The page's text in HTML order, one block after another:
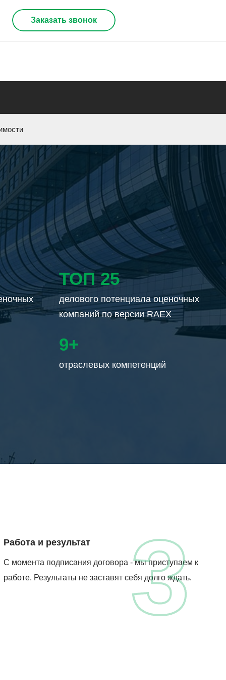
Заказать звонок
ТОП 25
делового потенциала оценочных
компаний по версии RAEX
9+
Отраслевых компетенций
3
Работа и результат
С момента подписания договора - мы приступаем к
работе. Результаты не заставят себя долго ждать.